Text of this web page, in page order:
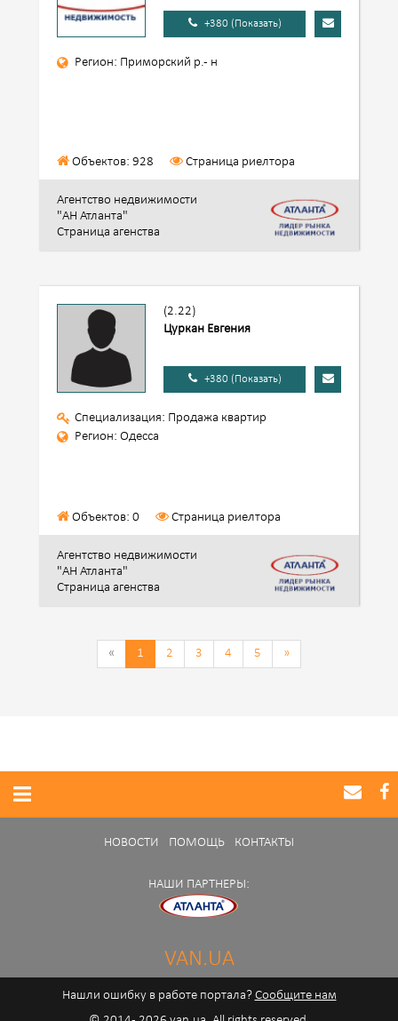
+380 (Показать)
Регион: Приморский р.- н
Объектов: 928 Страница риелтора
Агентство недвижимости
"АН Атланта"
Страница агенства
(2.22)
Цуркан Евгения
+380 (Показать)
Специализация: Продажа квартир
Регион: Одесса
Объектов: 0 Страница риелтора
Агентство недвижимости
"АН Атланта"
Страница агенства
« 1 2 3 4 5 »
НОВОСТИ ПОМОЩЬ КОНТАКТЫ
НАШИ ПАРТНЕРЫ:
VAN.UA
Нашли ошибку в работе портала? Сообщите нам